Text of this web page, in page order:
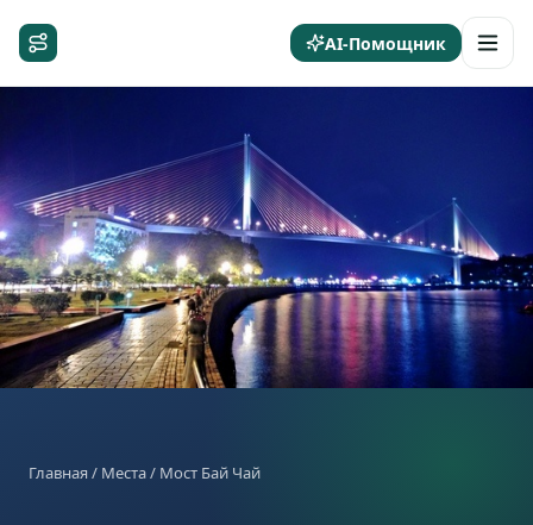
AI-Помощник
Главная/ Места/ Мост Бай Чай